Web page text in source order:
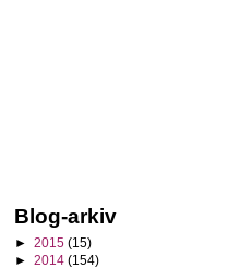
Blog-arkiv
► 2015 (15)
► 2014 (154)